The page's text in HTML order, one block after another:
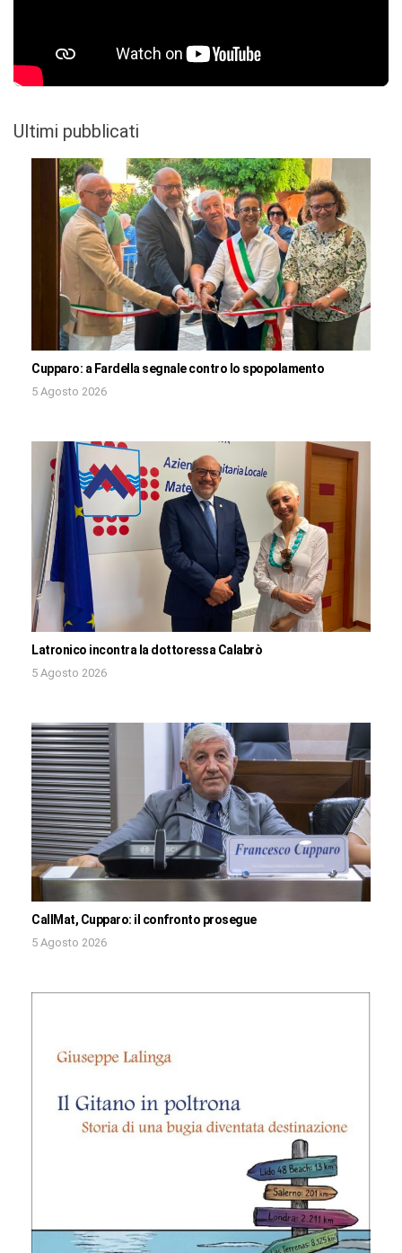
Ultimi pubblicati
Cupparo: a Fardella segnale contro lo spopolamento
5 Agosto 2026
Latronico incontra la dottoressa Calabrò
5 Agosto 2026
CallMat, Cupparo: il confronto prosegue
5 Agosto 2026